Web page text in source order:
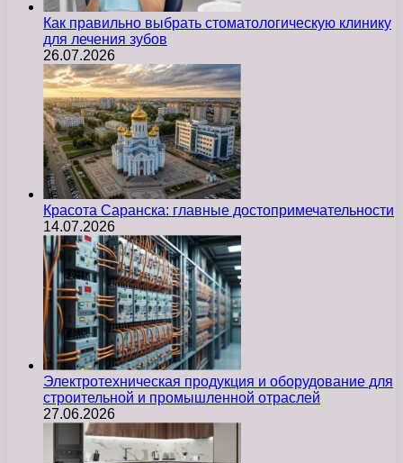
Как правильно выбрать стоматологическую клинику
для лечения зубов
26.07.2026
Красота Саранска: главные достопримечательности
14.07.2026
Электротехническая продукция и оборудование для
строительной и промышленной отраслей
27.06.2026